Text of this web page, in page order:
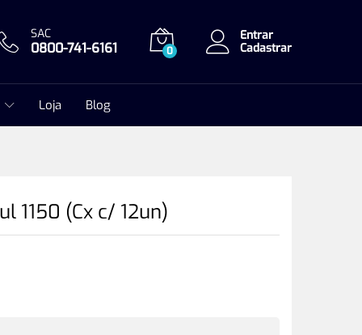
SAC
0800-741-6161 0
Entrar
Cadastrar
Loja Blog
1150 (Cx c/ 12un)